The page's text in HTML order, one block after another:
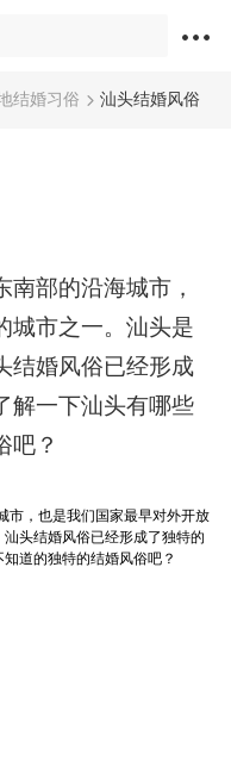
结婚习俗 汕头结婚风俗
部的沿海城市，
城市之一。汕头是
结婚风俗已经形成
解一下汕头有哪些
吧？